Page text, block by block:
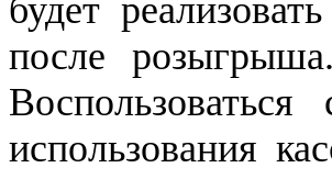
будет
после
использования